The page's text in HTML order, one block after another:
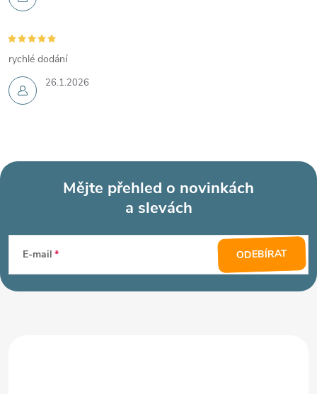
26.1.2026
rychlé dodání
p
Mějte přehled o novinkách
a slevách
E-mail ODEBÍRAT